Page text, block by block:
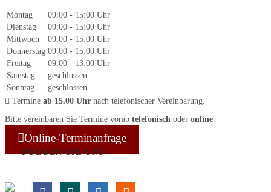
Montag
09:00 - 15:00 Uhr
Dienstag
09:00 - 15:00 Uhr
Mittwoch
09:00 - 15:00 Uhr
Donnerstag 09:00 - 15:00 Uhr
Freitag
09:00 - 13:00 Uhr
Samstag
geschlossen
Sonntag
geschlossen
Termine ab 15.00 Uhr nach telefonischer Vereinbarung.
Bitte vereinbaren Sie Termine vorab telefonisch oder online.
Online-Terminanfrage
FOLGEN SIE UNS